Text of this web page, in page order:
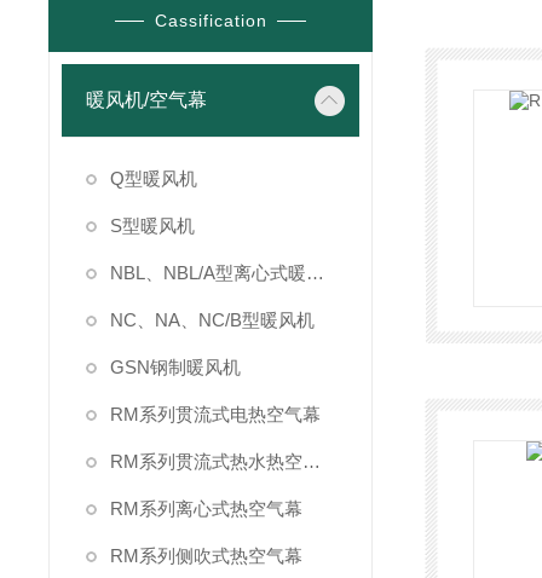
Cassification
暖风机/空气幕
Q型暖风机
S型暖风机
NBL、NBL/A型离心式暖风机
NC、NA、NC/B型暖风机
GSN钢制暖风机
RM系列贯流式电热空气幕
RM系列贯流式热水热空气风幕
RM系列离心式热空气幕
RM系列侧吹式热空气幕